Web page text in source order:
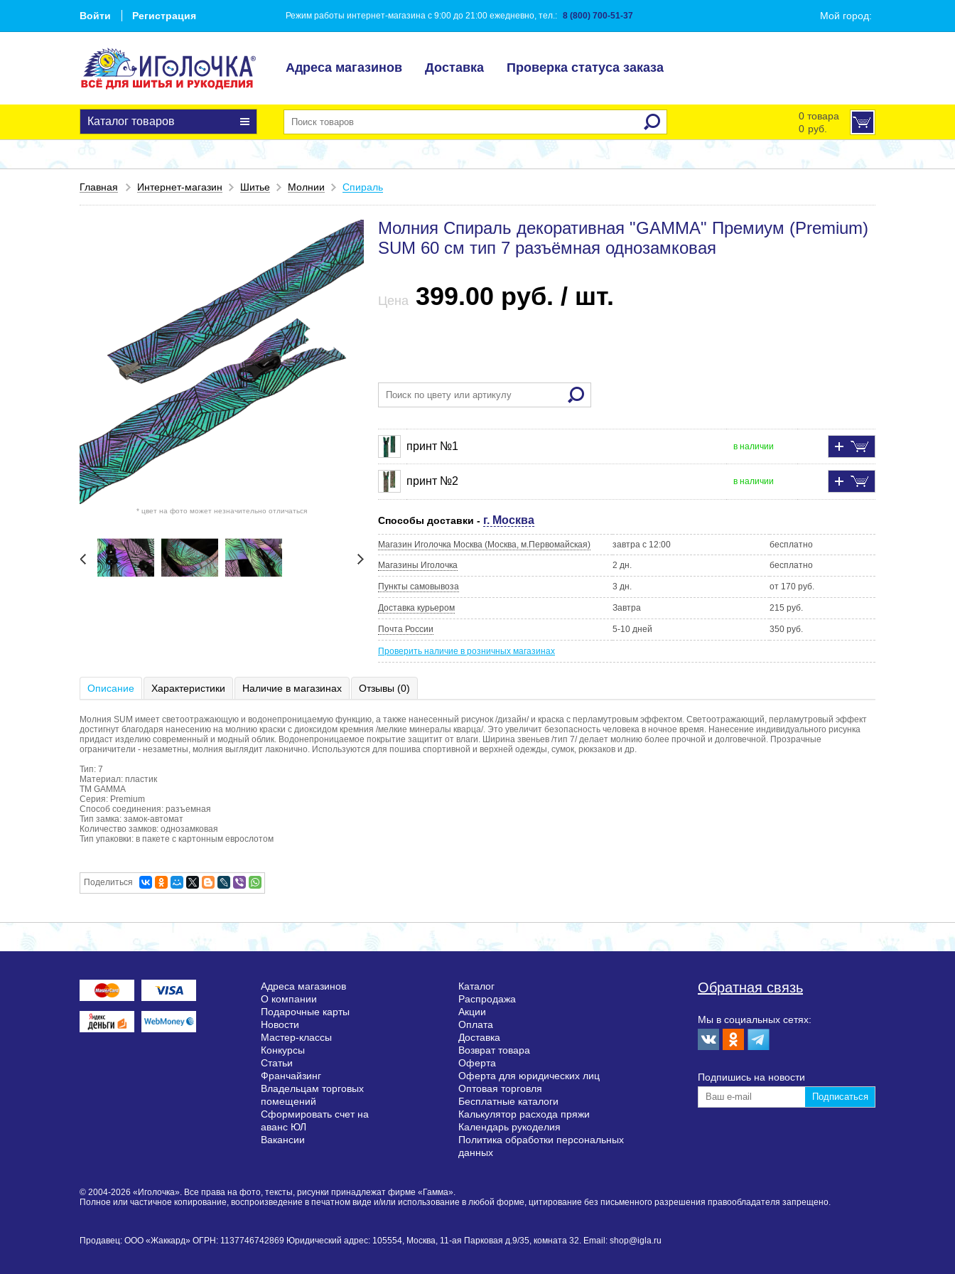
Войти Регистрация Режим работы интернет-магазина с 9:00 до 21:00 ежедневно, тел.: 8 (800) 700-51-37 Мой город:
Адреса магазинов Доставка Проверка статуса заказа
Каталог товаров
0 товара
0 руб.
Главная Интернет-магазин Шитье Молнии Спираль
* цвет на фото может незначительно отличаться
Молния Спираль декоративная "GAMMA" Премиум (Premium)
SUM 60 см тип 7 разъёмная однозамковая
Цена 399.00 руб. / шт.
принт №1 в наличии
принт №2 в наличии
Способы доставки - г. Москва
Магазин Иголочка Москва (Москва, м.Первомайская) завтра с 12:00 бесплатно
Магазины Иголочка 2 дн. бесплатно
Пункты самовывоза 3 дн. от 170 руб.
Доставка курьером Завтра 215 руб.
Почта России 5-10 дней 350 руб.
Проверить наличие в розничных магазинах
Описание Характеристики Наличие в магазинах Отзывы (0)
Молния SUM имеет светоотражающую и водонепроницаемую функцию, а также нанесенный рисунок /дизайн/ и краска с перламутровым эффектом. Светоотражающий, перламутровый эффект
достигнут благодаря нанесению на молнию краски с диоксидом кремния /мелкие минералы кварца/. Это увеличит безопасность человека в ночное время. Нанесение индивидуального рисунка
придаст изделию современный и модный облик. Водонепроницаемое покрытие защитит от влаги. Ширина звеньев /тип 7/ делает молнию более прочной и долговечной. Прозрачные
ограничители - незаметны, молния выглядит лаконично. Используются для пошива спортивной и верхней одежды, сумок, рюкзаков и др.
Тип: 7
Материал: пластик
ТМ GAMMA
Серия: Premium
Способ соединения: разъемная
Тип замка: замок-автомат
Количество замков: однозамковая
Тип упаковки: в пакете с картонным еврослотом
Поделиться
Адреса магазинов
О компании
Подарочные карты
Новости
Мастер-классы
Конкурсы
Статьи
Франчайзинг
Владельцам торговых
помещений
Сформировать счет на
аванс ЮЛ
Вакансии
Каталог
Распродажа
Акции
Оплата
Доставка
Возврат товара
Оферта
Оферта для юридических лиц
Оптовая торговля
Бесплатные каталоги
Калькулятор расхода пряжи
Календарь рукоделия
Политика обработки персональных
данных
Обратная связь
Мы в социальных сетях:
Подпишиcь на новости
© 2004-2026 «Иголочка». Все права на фото, тексты, рисунки принадлежат фирме «Гамма».
Полное или частичное копирование, воспроизведение в печатном виде и/или использование в любой форме, цитирование без письменного разрешения правообладателя запрещено.
Продавец: ООО «Жаккард» ОГРН: 1137746742869 Юридический адрес: 105554, Москва, 11-ая Парковая д.9/35, комната 32. Email: shop@igla.ru